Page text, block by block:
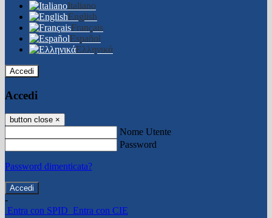
Italiano
English
Français
Español
Ελληνικά
Accedi
Accedi
button close ×
Nome Utente
Password
Password dimenticata?
-
Entra con SPID Entra con CIE